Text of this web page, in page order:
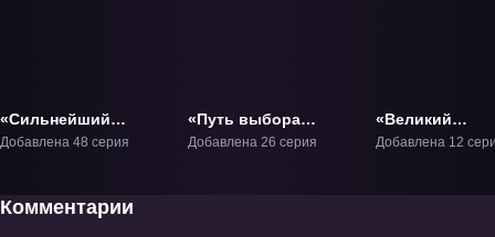
«Сильнейший
главный герой в
Добавлена 48 серия
«Путь выбора
(2026)» ТВ-1
Добавлена 26 серия
«Великий
правитель»
Добавлена 12
Комментарии